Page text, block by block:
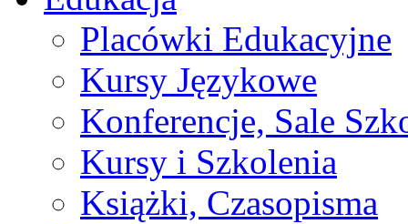
Placówki Edukacyjne
Kursy Językowe
Konferencje, Sale
Kursy i Szkolenia
Książki, Czasopisma